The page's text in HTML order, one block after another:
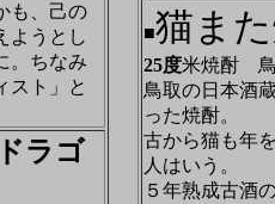
も、己の
ようとし
。ちなみ
スト」と
ラゴ
■猫ま
25度米焼酎
鳥取の日本酒
った焼酎。
古から猫も年
人はいう。
５年熟成古酒